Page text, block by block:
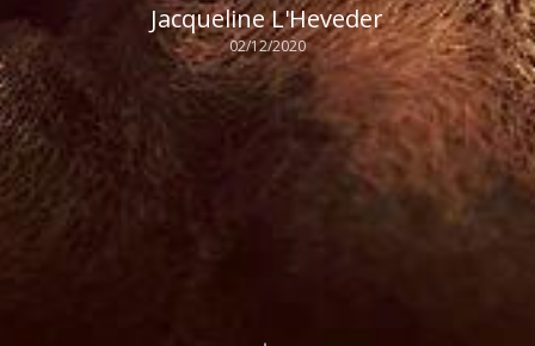
Jacqueline L'Heveder
02/12/2020